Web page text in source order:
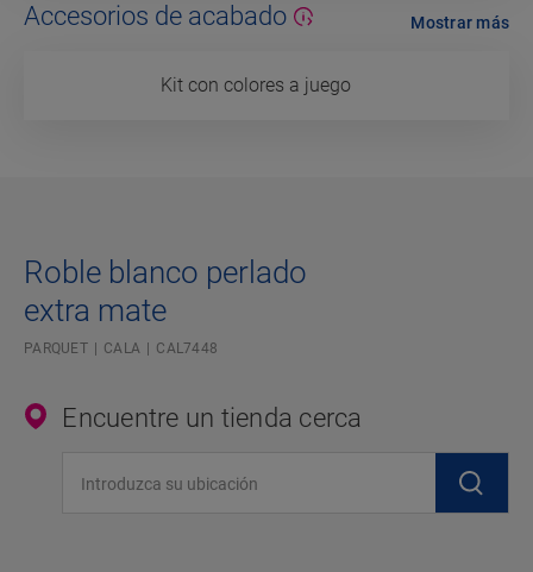
Accesorios de acabado
Kit con colores a juego
Mostrar más
Roble blanco perlado
extra mate
PARQUET CALA CAL7448
Encuentre un tienda cerca